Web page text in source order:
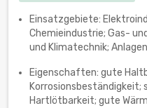
Einsatzgebiete:
Chemieindustrie; Gas-
und Klimatechnik;
Eigenschaften: gute
Korrosionsbeständigkeit;
Hartlötbarkeit; gute